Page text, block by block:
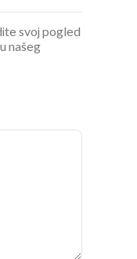
svoj pogled
našeg